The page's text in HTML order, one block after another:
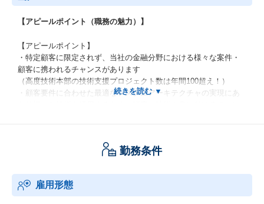
【アピールポイント（職務の魅力）】
【アピールポイント】
・特定顧客に限定されず、当社の金融分野における様々な案件・
顧客に携われるチャンスがあります
（高度技術本部の技術支援プロジェクト数は年間100超え！）
・顧客要件に合わせた最適なシステムアーキテクチャの実現にあ
談、やりたいことを自己実現できる組織文化です
・ベンダ各社と連携しており、最新事例やクラウド技術情報を得
・AWS Top Engineersに選出されたエンジニアなど、ITスペシャ
リストが多数在籍！
・自由に利用できる組織内のクラウド環境、自己啓発支援など育
勤務条件
雇用形態